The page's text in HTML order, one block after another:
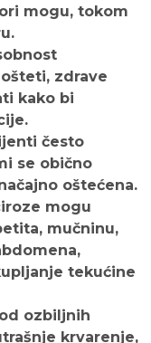
mogu, tokom
zdrave
kako bi
često
se obično
oštećena.
mogu
mučninu,
tekućine
ozbiljnih
krvarenje,